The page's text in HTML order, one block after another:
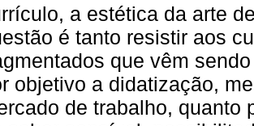
a estética da arte
é tanto resistir aos
que vêm
objetivo a didatização,
de trabalho, quanto